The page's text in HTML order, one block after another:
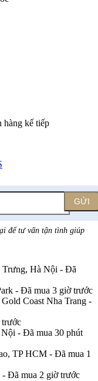
hàng kế tiếp
GỬI
để tư vấn tận tình giúp
Trưng, Hà Nội - Đã
- Đã mua 3 giờ trước
Coast Nha Trang -
- Đã mua 30 phút
TP HCM - Đã mua 1
- Đã mua 2 giờ trước